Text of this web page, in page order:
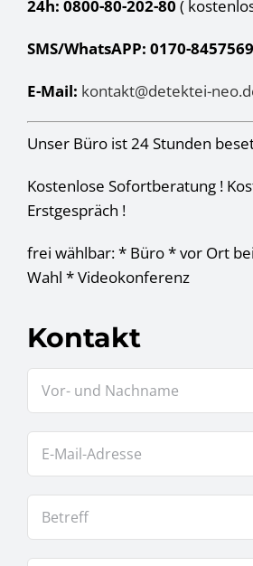
24h: 0800-80-202-80 (
SMS/WhatsAPP: 0170-8457569
E-Mail: kontakt@detektei-
Unser Büro ist 24 Stunden
Kostenlose Sofortberatung !
Erstgespräch !
frei wählbar: * Büro * vor Ort
Wahl * Videokonferenz
Kontakt